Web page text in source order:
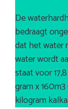
De
bedraagt
dat het water
water wordt
staat voor
gram x
kilogram